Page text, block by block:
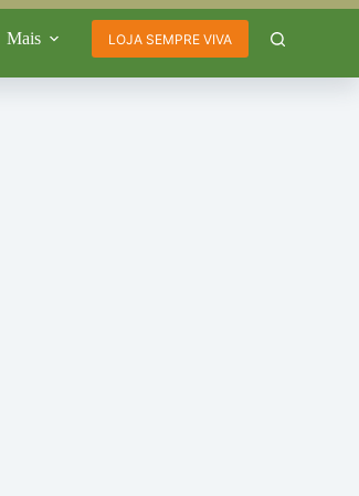
Mais LOJA SEMPRE VIVA